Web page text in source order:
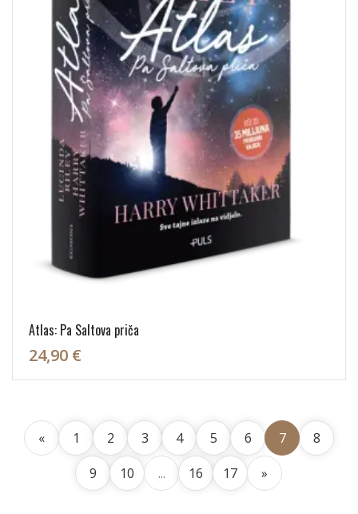
Atlas: Pa Saltova priča
24,90 €
« 1 2 3 4 5 6 7
8
9
10 ... 16 17 »